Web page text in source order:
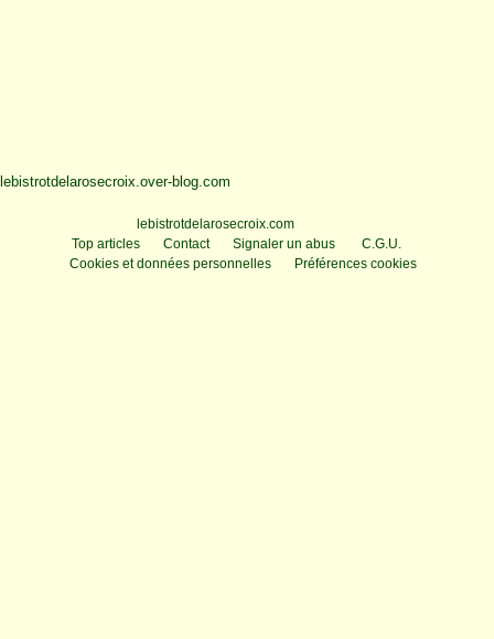
lebistrotdelarosecroix.over-blog.com
lebistrotdelarosecroix.com
Top articles
Contact Signaler un abus
C.G.U.
Cookies et données personnelles
Préférences cookies